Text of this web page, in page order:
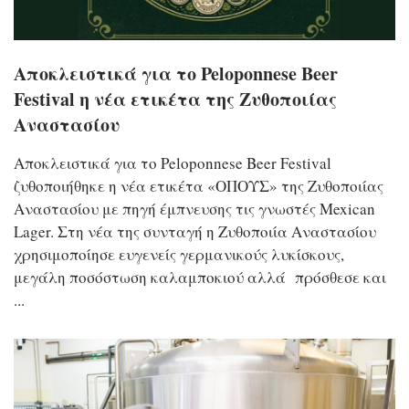
Αποκλειστικά για το Peloponnese Beer
Festival η νέα ετικέτα της Ζυθοποιίας
Αναστασίου
Αποκλειστικά για το Peloponnese Beer Festival
ζυθοποιήθηκε η νέα ετικέτα «ΟΠΟΥΣ» της Ζυθοποιίας
Αναστασίου με πηγή έμπνευσης τις γνωστές Mexican
Lager. Στη νέα της συνταγή η Ζυθοποιία Αναστασίου
χρησιμοποίησε ευγενείς γερμανικούς λυκίσκους,
μεγάλη ποσόστωση καλαμποκιού αλλά πρόσθεσε και
...